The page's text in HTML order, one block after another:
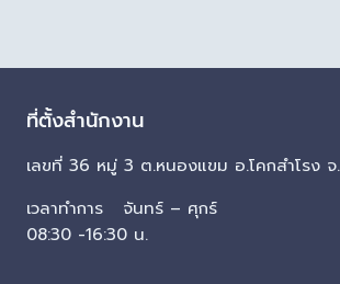
ที่ตั้งสำนักงาน
เลขที่ 36 หมู่ 3 ต.หนองแขม อ.โคกสำโรง
เวลาทำการ จันทร์ – ศุกร์
08:30 -16:30 น.